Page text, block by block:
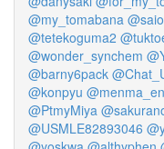
@my_tomabana
@tetekoguma2
@wonder_synchem
@barny6pack
@konpyu
@PtmyMiya
@USMLE82893046